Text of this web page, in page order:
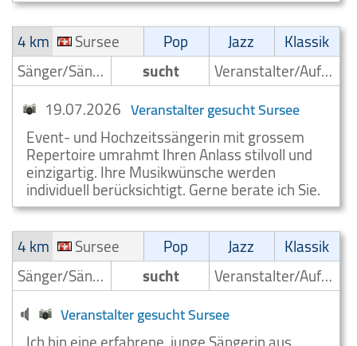
4 km
Sursee Pop Jazz
Klassik
Sänger/Sängerin
sucht
Veranstalter/Auftrittsmoeglichkeit
19.07.2026 Veranstalter gesucht Sursee
Event- und Hochzeitssängerin mit grossem
Repertoire umrahmt Ihren Anlass stilvoll und
einzigartig. Ihre Musikwünsche werden
individuell berücksichtigt. Gerne berate ich Sie.
4 km
Sursee Pop Jazz
Klassik
Sänger/Sängerin
sucht Veranstalter/Auftrittsmoeglichkeit
Veranstalter gesucht Sursee